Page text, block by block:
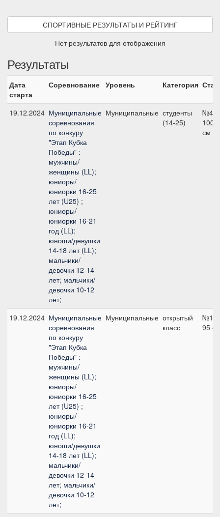
СПОРТИВНЫЕ РЕЗУЛЬТАТЫ И РЕЙТИНГ
Нет результатов для отображения
Результаты
Дата
старта
Соревнование Уровень Категория
19.12.2024 Муниципальные
соревнования
по конкуру
"Этап Кубка
Победы" :
мужчины/
женщины (LL);
юниоры/
юниорки 16-25
лет (U25) ;
юниоры/
юниорки 16-21
год (LL);
юноши/девушки
14-18 лет (LL);
мальчики/
девочки 12-14
лет; мальчики/
девочки 10-12
лет;
Муниципальные студенты
(14-25)
№4,
100
см
19.12.2024 Муниципальные
соревнования
по конкуру
"Этап Кубка
Победы" :
мужчины/
женщины (LL);
юниоры/
юниорки 16-25
лет (U25) ;
юниоры/
юниорки 16-21
год (LL);
юноши/девушки
14-18 лет (LL);
мальчики/
девочки 12-14
лет; мальчики/
девочки 10-12
лет;
Муниципальные открытый
класс
№1,
95 см